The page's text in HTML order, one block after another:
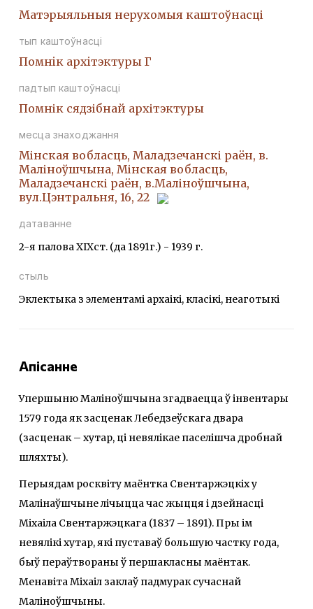
Матэрыяльныя нерухомыя каштоўнасці
тып каштоўнасці
Помнiк архiтэктуры Г
падтып каштоўнасці
Помнік сядзібнай архітэктуры
месца знаходжання
Мінская вобласць, Маладзечанскі раён, в.
Маліноўшчына, Мінская вобласць,
Маладзечанскі раён, в.Маліноўшчына,
вул.Цэнтральня, 16, 22
датаванне
2-я палова ХІХст. (да 1891г.) - 1939 г.
стыль
Эклектыка з элементамі архаікі, класікі, неаготыкі
Апісанне
Упершыню Маліноўшчына згадваецца ў інвентары
1579 года як засценак Лебедзеўскага двара
(засценак – хутар, ці невялікае паселішча дробнай
шляхты).
Перыядам росквіту маёнтка Свентаржэцкіх у
Малінаўшчыне лічыцца час жыцця і дзейнасці
Міхаіла Свентаржэцкага (1837 – 1891). Пры ім
невялікі хутар, які пуставаў большую частку года,
быў пераўтвораны ў першакласны маёнтак.
Менавіта Міхаіл заклаў падмурак сучаснай
Маліноўшчыны.